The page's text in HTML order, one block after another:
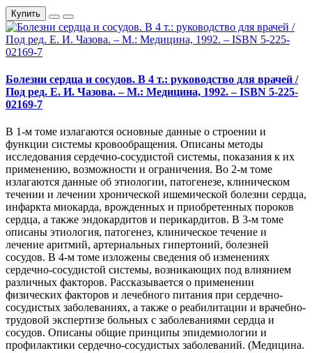
Купить
Болезни сердца и сосудов. В 4 т.: руководство для врачей /
Под ред. Е. И. Чазова. – М.: Медицина, 1992. – ISBN 5-225-
02169-7
В 1-м томе излагаются основные данные о строении и
функции системы кровообращения. Описаны методы
исследования сердечно-сосудистой системы, показания к их
применению, возможности и ограничения. Во 2-м томе
излагаются данные об этиологии, патогенезе, клиническом
течении и лечении хронической ишемической болезни сердца,
инфаркта миокарда, врожденных и приобретенных пороков
сердца, а также эндокардитов и перикардитов. В 3-м томе
описаны этиология, патогенез, клиническое течение и
лечение аритмий, артериальных гипертоний, болезней
сосудов. В 4-м томе изложены сведения об изменениях
сердечно-сосудистой системы, возникающих под влиянием
различных факторов. Рассказывается о применении
физических факторов и лечебного питания при сердечно-
сосудистых заболеваниях, а также о реабилитации и врачебно-
трудовой экспертизе больных с заболеваниями сердца и
сосудов. Описаны общие принципы эпидемиологии и
профилактики сердечно-сосудистых заболеваний. (Медицина.